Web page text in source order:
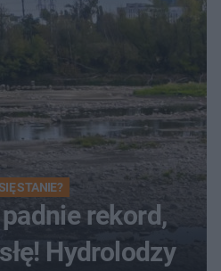
STANIE?
rekord,
Hydrolodzy